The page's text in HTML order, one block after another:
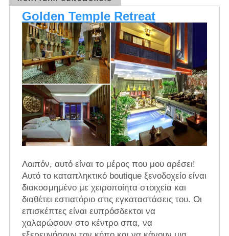
Golden Temple Retreat
Λοιπόν, αυτό είναι το μέρος που μου αρέσει!
Αυτό το καταπληκτικό boutique ξενοδοχείο είναι
διακοσμημένο με χειροποίητα στοιχεία και
διαθέτει εστιατόριο στις εγκαταστάσεις του. Οι
επισκέπτες είναι ευπρόσδεκτοι να
χαλαρώσουν στο κέντρο σπα, να